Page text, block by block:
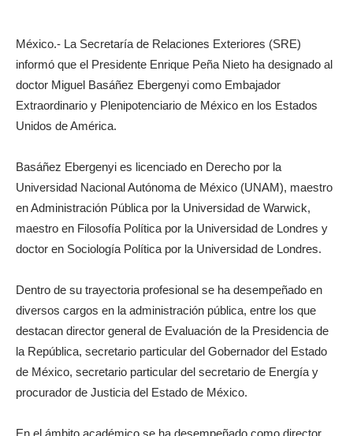
México.- La Secretaría de Relaciones Exteriores (SRE)
informó que el Presidente Enrique Peña Nieto ha designado al
doctor Miguel Basáñez Ebergenyi como Embajador
Extraordinario y Plenipotenciario de México en los Estados
Unidos de América.
Basáñez Ebergenyi es licenciado en Derecho por la
Universidad Nacional Autónoma de México (UNAM), maestro
en Administración Pública por la Universidad de Warwick,
maestro en Filosofía Política por la Universidad de Londres y
doctor en Sociología Política por la Universidad de Londres.
Dentro de su trayectoria profesional se ha desempeñado en
diversos cargos en la administración pública, entre los que
destacan director general de Evaluación de la Presidencia de
la República, secretario particular del Gobernador del Estado
de México, secretario particular del secretario de Energía y
procurador de Justicia del Estado de México.
En el ámbito académico se ha desempeñado como director